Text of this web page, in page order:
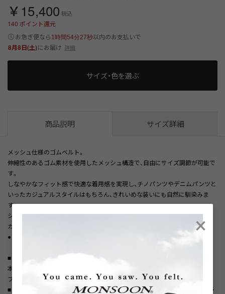
￥15,400 税込
140 ポイント還元
お急ぎ便なら 1時間54分27秒以内のお支払いで
8月8日(土)にお届け 詳細
サイズ・色を選ぶ
商品説明 サイズ詳細
メッシュ仕様のゴムベルト。
伸縮性のあるゴム素材を使用したメッシュ構造で、自由にサイズ調節が可能で
す。
しなやかなフィット感で快適な着用感を実現し、チノパンツやデニムパンツと
いったカジュアルスタイルはもちろん、きれいめな装いにも自然に馴染みま
す。
シーンを選ばず使える高い汎用性が魅力です。
カラーは ネイビー・ダークブラウン・ブラック の3色展開です。
●ウエストサイズ最大100cmまで対応
■ ネイビー落ち着いたネイビーカラーで、爽やかさと上品さを兼ね備えた一
本。
ブルー系のコーディネートと相性良く、軽快な印象に仕上がります。
■ ダークブラウン深みのあるダークブラウンが、スタイリングに温かみをプラ
×